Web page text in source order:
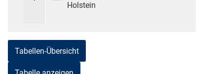
(Mikrozensus)
Holstein
Tabellen-Übersicht